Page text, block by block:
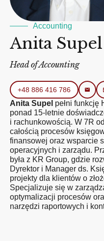
Accounting
Anita Supel
Head of Accounting
+48 886 416 786
Anita Supel pełni funkcję
ponad 15-letnie
i rachunkowością. W 7R
całością procesów
finansowej oraz wsparcie
operacyjnych i zarządu.
była z KR Group, gdzie
Dyrektor i Manager ds.
projekty dla klientów o
Specjalizuje się w
optymalizacji procesów
narzędzi raportowych i